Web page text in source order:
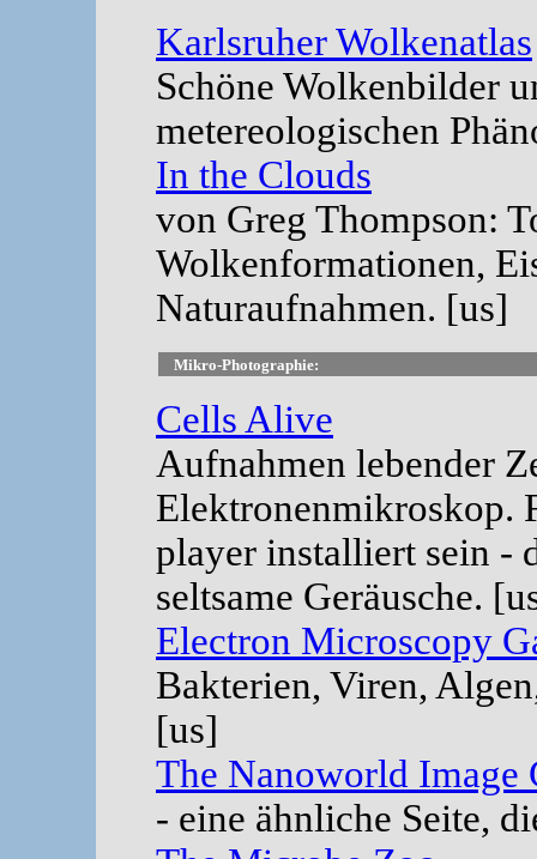
Karlsruher Wolkenatlas
Schöne Wolkenbilder
metereologischen
In the Clouds
von Greg Thompson:
Wolkenformationen,
Naturaufnahmen. [us]
Mikro-Photographie:
Cells Alive
Aufnahmen lebender
Elektronenmikroskop.
player installiert sein -
seltsame Geräusche.
Electron Microscopy
Bakterien, Viren,
[us]
The Nanoworld Image
- eine ähnliche Seite,